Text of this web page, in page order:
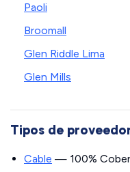
Paoli
Broomall
Glen Riddle Lima
Glen Mills
Tipos de
Cable — 100%